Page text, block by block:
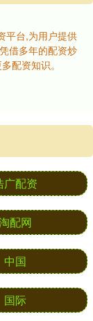
平台,为用户提供
借多年的配资炒
配资知识。
广配资
配网
中国
国际